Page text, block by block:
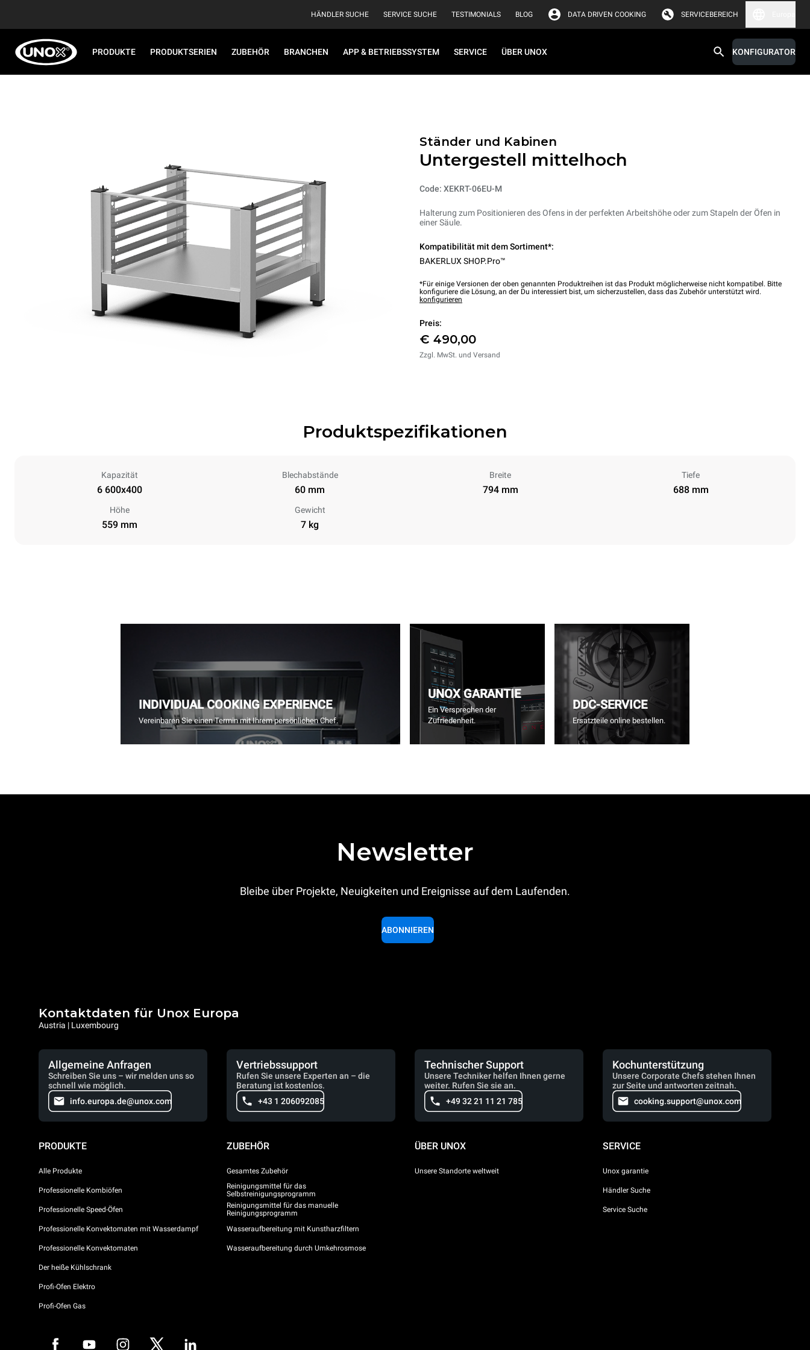
HÄNDLER SUCHE SERVICE SUCHE TESTIMONIALS BLOG DATA DRIVEN COOKING SERVICEBEREICH
PRODUKTE PRODUKTSERIEN ZUBEHÖR BRANCHEN APP & BETRIEBSSYSTEM SERVICE ÜBER UNOX KONFIGURATOR
Ständer und Kabinen
Untergestell mittelhoch
Code: XEKRT-06EU-M
Halterung zum Positionieren des Ofens in der perfekten Arbeitshöhe oder zum Stapeln der Öfen in
einer Säule.
Kompatibilität mit dem Sortiment*:
BAKERLUX SHOP.Pro™
*Für einige Versionen der oben genannten Produktreihen ist das Produkt möglicherweise nicht kompatibel. Bitte
konfiguriere die Lösung, an der Du interessiert bist, um sicherzustellen, dass das Zubehör unterstützt wird.
konfigurieren
Preis:
€ 490,00
Zzgl. MwSt. und Versand
Produktspezifikationen
Kapazität
6 600x400
Blechabstände
60 mm
Breite
794 mm
Tiefe
688 mm
Höhe
559 mm
Gewicht
7 kg
INDIVIDUAL COOKING EXPERIENCE
Vereinbaren Sie einen Termin mit Ihrem persönlichen Chef.
UNOX GARANTIE
Ein Versprechen der
Zufriedenheit.
DDC-SERVICE
Ersatzteile online bestellen.
Newsletter
Bleibe über Projekte, Neuigkeiten und Ereignisse auf dem Laufenden.
ABONNIEREN
Kontaktdaten für Unox Europa
Austria | Luxembourg
Allgemeine Anfragen
Schreiben Sie uns – wir melden uns so
schnell wie möglich.
info.europa.de@unox.com
Vertriebssupport
Rufen Sie unsere Experten an – die
Beratung ist kostenlos.
+43 1 206092085
Technischer Support
Unsere Techniker helfen Ihnen gerne
weiter. Rufen Sie sie an.
+49 32 21 11 21 785
Kochunterstützung
Unsere Corporate Chefs stehen Ihnen
zur Seite und antworten zeitnah.
cooking.support@unox.com
PRODUKTE
Alle Produkte
Professionelle Kombiöfen
Professionelle Speed-Öfen
Professionelle Konvektomaten mit Wasserdampf
Professionelle Konvektomaten
Der heiße Kühlschrank
Profi-Ofen Elektro
Profi-Ofen Gas
ZUBEHÖR
Gesamtes Zubehör
Reinigungsmittel für das
Selbstreinigungsprogramm
Reinigungsmittel für das manuelle
Reinigungsprogramm
Wasseraufbereitung mit Kunstharzfiltern
Wasseraufbereitung durch Umkehrosmose
ÜBER UNOX
Unsere Standorte weltweit
SERVICE
Unox garantie
Händler Suche
Service Suche